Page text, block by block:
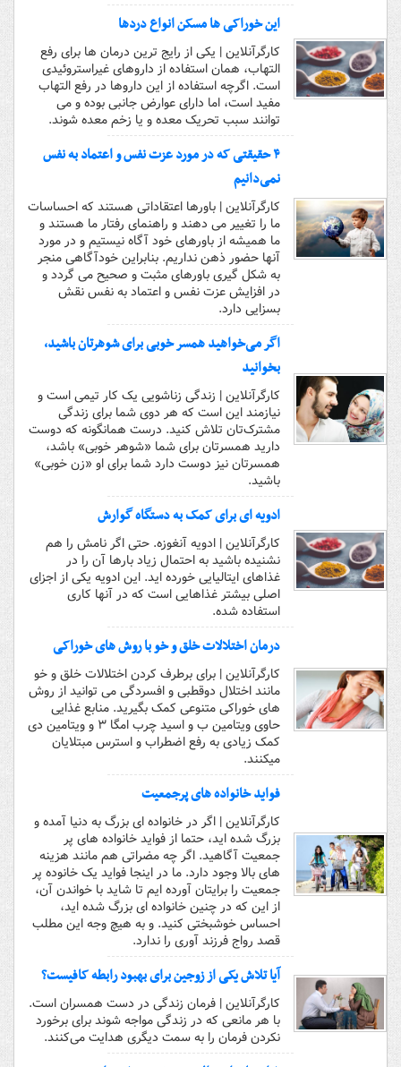
این خوراکی ها مسکن انواع دردها
کارگرآنلاین | یکی از رایج ‌ترین درمان‌ ها برای رفع
التهاب، همان استفاده از داروهای غیراستروئیدی
است. اگرچه استفاده از این داروها در رفع التهاب
مفید است، اما دارای عوارض جانبی بوده و می
‌توانند سبب تحریک معده و یا زخم معده شوند.
۴ حقیقتی که در مورد عزت نفس و اعتماد به نفس
نمی‌دانیم
کارگرآنلاین | باورها اعتقاداتی هستند که احساسات
ما را تغییر می دهند و راهنمای رفتار ما هستند و
ما همیشه از باورهای خود آگاه نیستیم و در مورد
آنها حضور ذهن نداریم. بنابراین خودآگاهی منجر
به شکل گیری باورهای مثبت و صحیح می گردد و
در افزایش عزت نفس و اعتماد به نفس نقش
بسزایی دارد.
اگر می‌خواهید همسر خوبی برای شوهرتان باشید،
بخوانید
کارگرآنلاین | زندگی زناشویی یک کار تیمی است و
نیازمند این است که هر دوی شما برای زندگی
مشترک‌تان تلاش کنید. درست همانگونه که دوست
دارید همسرتان برای شما «شوهر خوبی» باشد،
همسرتان نیز دوست دارد شما برای او «زن خوبی»
باشید.
ادویه ای برای کمک به دستگاه گوارش
کارگرآنلاین | ادویه آنغوزه. حتی اگر نامش را هم
نشنیده باشید به احتمال زیاد بارها آن را در
غذاهای ایتالیایی خورده اید. این ادویه یکی از اجزای
اصلی بیشتر غذاهایی است که در آنها کاری
استفاده شده.
درمان اختلالات خلق و خو با روش های خوراکی
کارگرآنلاین | برای برطرف کردن اختلالات خلق و خو
مانند اختلال دوقطبی و افسردگی می توانید از روش
های خوراکی متنوعی کمک بگیرید. منابع غذایی
حاوی ویتامین ب و اسید چرب امگا ۳ و ویتامین دی
کمک زیادی به رفع اضطراب و استرس مبتلایان
میکنند.
فواید خانواده های پرجمعیت
کارگرآنلاین | اگر در خانواده ای بزرگ به دنیا آمده‌ و
بزرگ شده اید، حتما از فواید خانواده های پر
جمعیت آگاهید. اگر چه مضراتی هم مانند هزینه
های بالا وجود دارد. ما در اینجا فواید یک خانوده پر
جمعیت را برایتان آورده ایم تا شاید با خواندن آن،
از این که در چنین خانواده ای بزرگ شده اید،
احساس خوشبختی کنید. و به هیچ وجه این مطلب
قصد رواج فرزند آوری را ندارد.
آیا تلاش یکی از زوجین برای بهبود رابطه کافیست؟
کارگرآنلاین | فرمان زندگی در دست همسران است.
با هر مانعی که در زندگی مواجه شوند برای برخورد
نکردن فرمان را به سمت دیگری هدایت می‌کنند.